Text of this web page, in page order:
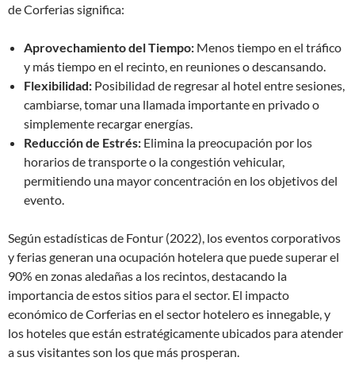
de Corferias significa:
Aprovechamiento del Tiempo: Menos tiempo en el tráfico
y más tiempo en el recinto, en reuniones o descansando.
Flexibilidad: Posibilidad de regresar al hotel entre sesiones,
cambiarse, tomar una llamada importante en privado o
simplemente recargar energías.
Reducción de Estrés: Elimina la preocupación por los
horarios de transporte o la congestión vehicular,
permitiendo una mayor concentración en los objetivos del
evento.
Según estadísticas de Fontur (2022), los eventos corporativos
y ferias generan una ocupación hotelera que puede superar el
90% en zonas aledañas a los recintos, destacando la
importancia de estos sitios para el sector. El impacto
económico de Corferias en el sector hotelero es innegable, y
los hoteles que están estratégicamente ubicados para atender
a sus visitantes son los que más prosperan.